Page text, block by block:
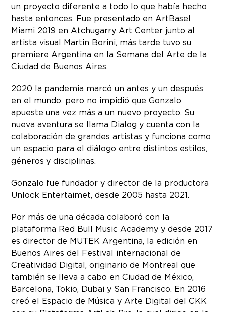
un proyecto diferente a todo lo que había hecho
hasta entonces. Fue presentado en ArtBasel
Miami 2019 en Atchugarry Art Center junto al
artista visual Martin Borini, más tarde tuvo su
premiere Argentina en la Semana del Arte de la
Ciudad de Buenos Aires.
2020 la pandemia marcó un antes y un después
en el mundo, pero no impidió que Gonzalo
apueste una vez más a un nuevo proyecto. Su
nueva aventura se llama Dialog y cuenta con la
colaboración de grandes artistas y funciona como
un espacio para el diálogo entre distintos estilos,
géneros y disciplinas.
Gonzalo fue fundador y director de la productora
Unlock Entertaimet, desde 2005 hasta 2021.
Por más de una década colaboró con la
plataforma Red Bull Music Academy y desde 2017
es director de MUTEK Argentina, la edición en
Buenos Aires del Festival internacional de
Creatividad Digital, originario de Montreal que
también se lleva a cabo en Ciudad de México,
Barcelona, Tokio, Dubai y San Francisco. En 2016
creó el Espacio de Música y Arte Digital del CKK